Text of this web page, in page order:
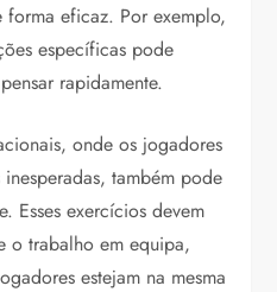
eficaz. Por exemplo,
específicas pode
rapidamente.
onde os jogadores
também pode
Esses exercícios devem
o trabalho em equipa,
estejam na mesma